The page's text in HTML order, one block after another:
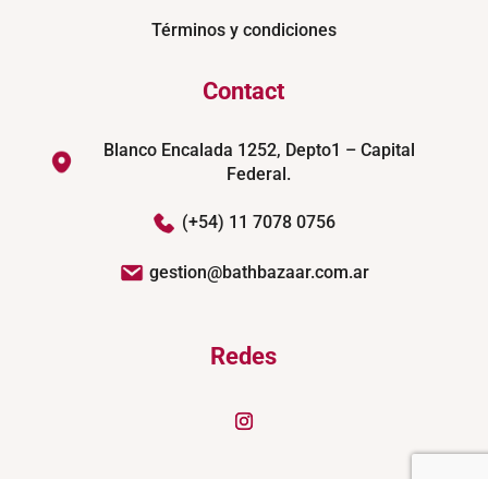
Términos y condiciones
Contact
Blanco Encalada 1252, Depto1 – Capital
Federal.
(+54) 11 7078 0756
gestion@bathbazaar.com.ar
Redes